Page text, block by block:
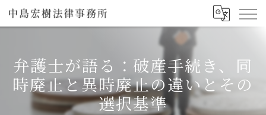
弁護士が語る：破産手続き、同
時廃止と異時廃止の違いとその
選択基準